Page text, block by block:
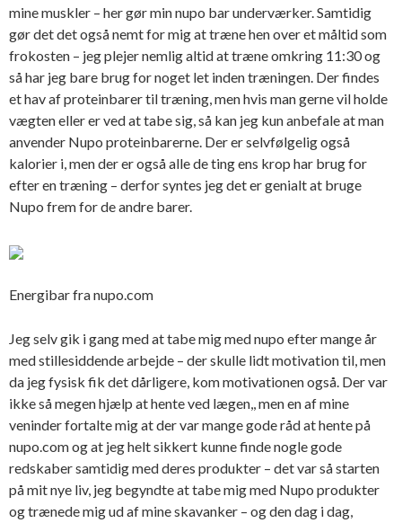
mine muskler – her gør min nupo bar underværker. Samtidig
gør det det også nemt for mig at træne hen over et måltid som
frokosten – jeg plejer nemlig altid at træne omkring 11:30 og
så har jeg bare brug for noget let inden træningen. Der findes
et hav af proteinbarer til træning, men hvis man gerne vil holde
vægten eller er ved at tabe sig, så kan jeg kun anbefale at man
anvender Nupo proteinbarerne. Der er selvfølgelig også
kalorier i, men der er også alle de ting ens krop har brug for
efter en træning – derfor syntes jeg det er genialt at bruge
Nupo frem for de andre barer.
Energibar fra nupo.com
Jeg selv gik i gang med at tabe mig mednupo efter mange år
med stillesiddende arbejde – der skulle lidt motivation til, men
da jeg fysisk fik det dårligere, kom motivationen også. Der var
ikke så megen hjælp at hente ved lægen,, men en af mine
veninder fortalte mig at der var mange gode råd at hente på
nupo.com og at jeg helt sikkert kunne finde nogle gode
redskaber samtidig med deres produkter – det var så starten
på mit nye liv, jeg begyndte at tabe mig med Nupo produkter
og trænede mig ud af mine skavanker – og den dag i dag,